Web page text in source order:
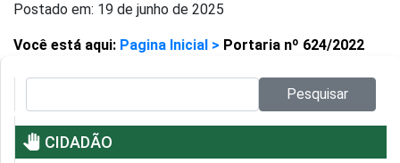
Postado em: 19 de junho de 2025
Você está aqui: Pagina Inicial > Portaria nº 624/2022
Pesquisar
pan_tool CIDADÃO